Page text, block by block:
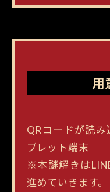
用
QRコードが読
ブレット端末
※本謎解きは
進めていきます。